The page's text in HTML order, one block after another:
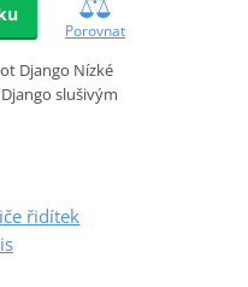
Porovnat
Django Nízké
slušivým
řidítek